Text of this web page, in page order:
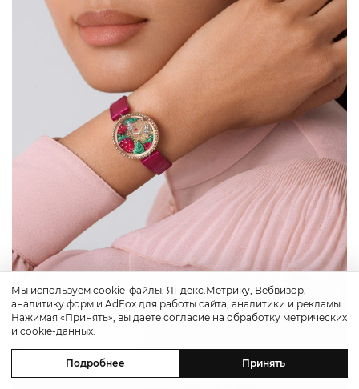
Мы используем cookie-файлы, Яндекс.Метрику, Вебвизор,
аналитику форм и AdFox для работы сайта, аналитики и рекламы.
Нажимая «Принять», вы даете согласие на обработку метрических
и cookie-данных.
Подробнее Принять